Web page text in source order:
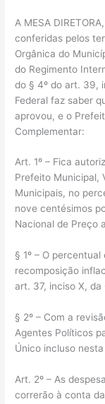
A MESA
conferidas pelos
Orgânica do
do Regimento
do § 4º do art. 39,
Federal faz saber
aprovou, e o
Complementar:
Art. 1º – Fica
Prefeito Municipal,
Municipais, no
nove centésimos
Nacional de Preço
§ 1º – O
recomposição
art. 37, inciso X, da
§ 2º – Com a
Agentes Políticos
Único incluso nesta
Art. 2º – As
correrão à conta